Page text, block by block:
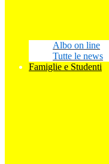
Albo on line
Tutte le news
Famiglie e Studenti